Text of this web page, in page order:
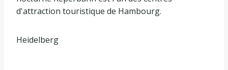
d'attraction touristique de Hambourg.
Heidelberg